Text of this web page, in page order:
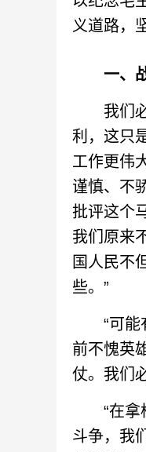
义道路，
一、
我们必
利，这只
工作更伟
谨慎、不
批评这个
我们原来
国人民不
些。”
“可能有
前不愧英
仗。我们
“在拿枪
斗争，我